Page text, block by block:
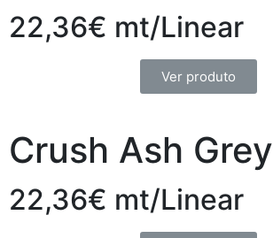
22,36€ mt/Linear
Ver produto
Crush Ash Grey
22,36€ mt/Linear